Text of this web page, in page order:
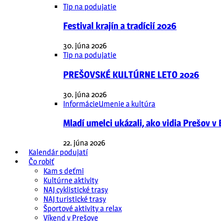
Tip na podujatie
Festival krajín a tradícií 2026
30. júna 2026
Tip na podujatie
PREŠOVSKÉ KULTÚRNE LETO 2026
30. júna 2026
InformácieUmenie a kultúra
Mladí umelci ukázali, ako vidia Prešov v
22. júna 2026
Kalendár podujatí
Čo robiť
Kam s deťmi
Kultúrne aktivity
NAJ cyklistické trasy
NAJ turistické trasy
Športové aktivity a relax
Víkend v Prešove